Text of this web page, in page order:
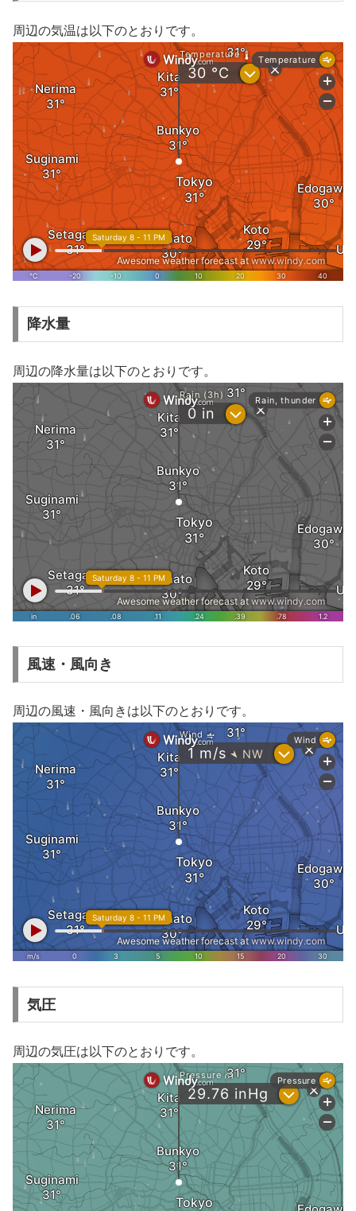
周辺の気温は以下のとおりです。
降水量
周辺の降水量は以下のとおりです。
風速・風向き
周辺の風速・風向きは以下のとおりです。
気圧
周辺の気圧は以下のとおりです。